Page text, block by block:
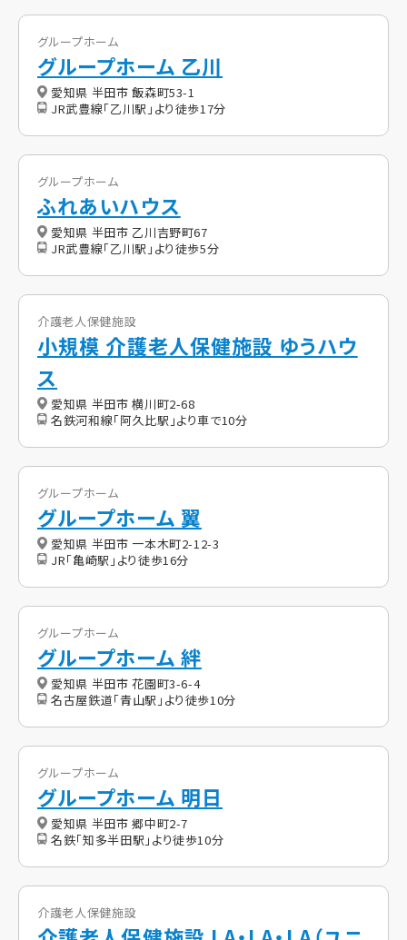
グループホーム
グループホーム 乙川
愛知県 半田市 飯森町53-1
JR武豊線「乙川駅」より徒歩17分
グループホーム
ふれあいハウス
愛知県 半田市 乙川吉野町67
JR武豊線「乙川駅」より徒歩5分
介護老人保健施設
小規模 介護老人保健施設 ゆうハウ
ス
愛知県 半田市 横川町2-68
名鉄河和線「阿久比駅」より車で10分
グループホーム
グループホーム 翼
愛知県 半田市 一本木町2-12-3
JR「亀崎駅」より徒歩16分
グループホーム
グループホーム 絆
愛知県 半田市 花園町3-6-4
名古屋鉄道「青山駅」より徒歩10分
グループホーム
グループホーム 明日
愛知県 半田市 郷中町2-7
名鉄「知多半田駅」より徒歩10分
介護老人保健施設